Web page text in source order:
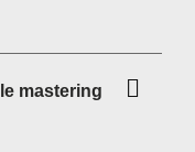
mastering